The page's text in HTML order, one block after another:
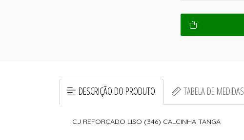
DESCRIÇÃO DO PRODUTO TABELA DE MEDIDAS
CJ REFORÇADO LISO (346) CALCINHA TANGA